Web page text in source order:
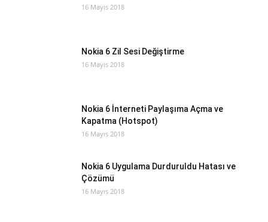
16 Mayıs 2018
Nokia 6 Zil Sesi Değiştirme
16 Mayıs 2018
Nokia 6 İnterneti Paylaşıma Açma ve
Kapatma (Hotspot)
16 Mayıs 2018
Nokia 6 Uygulama Durduruldu Hatası ve
Çözümü
16 Mayıs 2018